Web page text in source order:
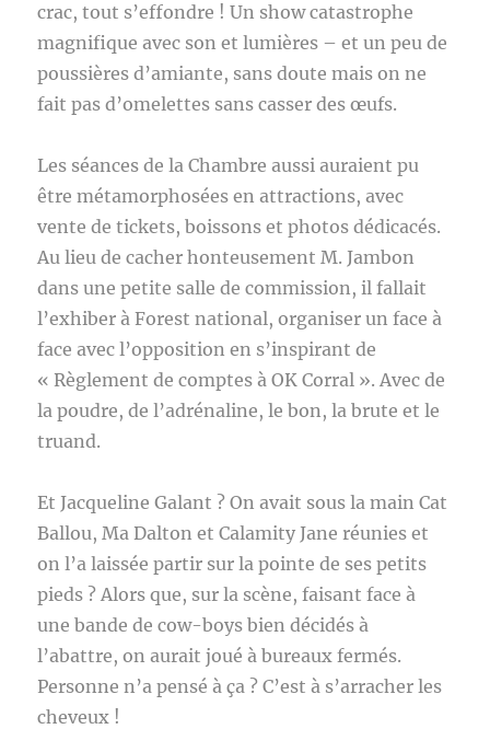
crac, tout s’effondre ! Un show catastrophe
magnifique avec son et lumières – et un peu de
poussières d’amiante, sans doute mais on ne
fait pas d’omelettes sans casser des œufs.
Les séances de la Chambre aussi auraient pu
être métamorphosées en attractions, avec
vente de tickets, boissons et photos dédicacés.
Au lieu de cacher honteusement M. Jambon
dans une petite salle de commission, il fallait
l’exhiber à Forest national, organiser un face à
face avec l’opposition en s’inspirant de
« Règlement de comptes à OK Corral ». Avec de
la poudre, de l’adrénaline, le bon, la brute et le
truand.
Et Jacqueline Galant ? On avait sous la main Cat
Ballou, Ma Dalton et Calamity Jane réunies et
on l’a laissée partir sur la pointe de ses petits
pieds ? Alors que, sur la scène, faisant face à
une bande de cow-boys bien décidés à
l’abattre, on aurait joué à bureaux fermés.
Personne n’a pensé à ça ? C’est à s’arracher les
cheveux !